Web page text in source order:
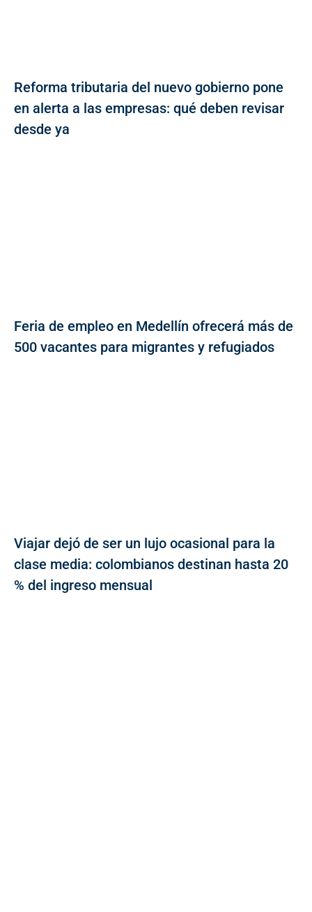
Reforma tributaria del nuevo gobierno pone
en alerta a las empresas: qué deben revisar
desde ya
Feria de empleo en Medellín ofrecerá más de
500 vacantes para migrantes y refugiados
Viajar dejó de ser un lujo ocasional para la
clase media: colombianos destinan hasta 20
% del ingreso mensual